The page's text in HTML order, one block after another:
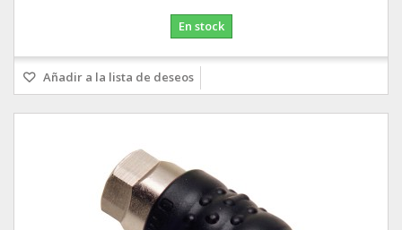
En stock
Añadir a la lista de deseos